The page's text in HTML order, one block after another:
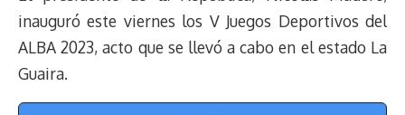
inauguró este viernes los V Juegos Deportivos del
ALBA 2023, acto que se llevó a cabo en el estado La
Guaira.